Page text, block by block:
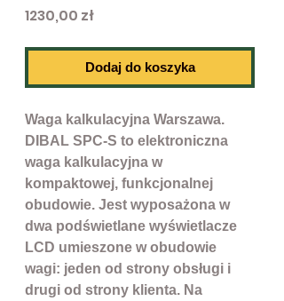
1230,00 złCena
Dodaj do koszyka
Waga kalkulacyjna Warszawa.
DIBAL SPC-S to elektroniczna
waga kalkulacyjna w
kompaktowej, funkcjonalnej
obudowie. Jest wyposażona w
dwa podświetlane wyświetlacze
LCD umieszone w obudowie
wagi: jeden od strony obsługi i
drugi od strony klienta. Na